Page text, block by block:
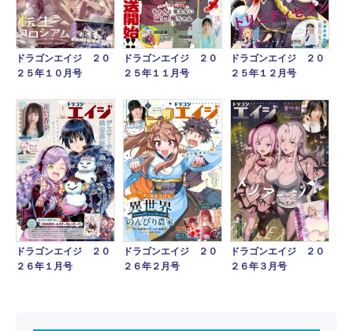
ドラゴンエイジ ２０
２５年１０月号
ドラゴンエイジ ２０
２５年１１月号
ドラゴンエイジ ２０
２５年１２月号
ドラゴンエイジ ２０
２６年１月号
ドラゴンエイジ ２０
２６年２月号
ドラゴンエイジ ２０
２６年３月号